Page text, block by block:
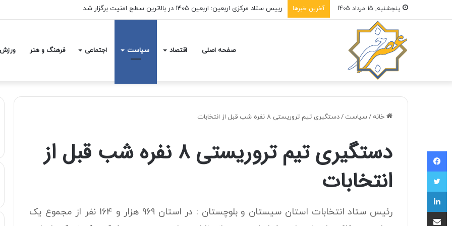
پنجشنبه, 15 مرداد 1405 آخرین خبرها نهادهای حقوق بشری: قتل خبرنگار لبنانی توسط اسرائیل جنایت جنگی است
صفحه اصلی اقتصاد سیاست اجتماعی فرهنگ و هنر ورزش
خانه /سیاست /دستگیری تیم تروریستی ۸ نفره شب قبل از انتخابات
دستگیری تیم تروریستی ۸ نفره شب قبل از
انتخابات
رئیس ستاد انتخابات استان سیستان و بلوچستان : در استان 969 هزار و 164 نفر از مجموع یک‌